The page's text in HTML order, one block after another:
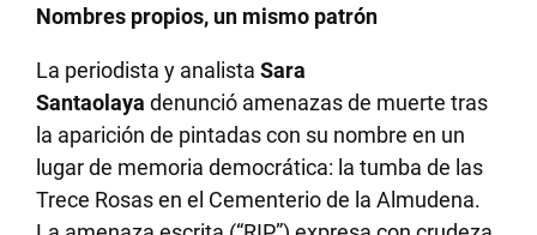
Nombres propios, un mismo patrón
La periodista y analistaSara
Santaolaya denunció amenazas de muerte tras
la aparición de pintadas con su nombre en un
lugar de memoria democrática: la tumba de las
Trece Rosas en el Cementerio de la Almudena.